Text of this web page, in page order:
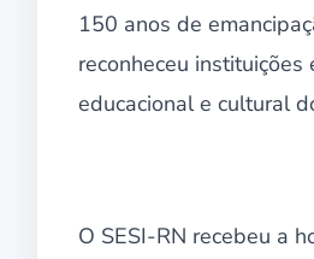
150 anos de
reconheceu
educacional e cultural
O SESI-RN recebeu a